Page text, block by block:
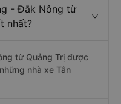
- Đắk Nông từ
nhất?
từ Quảng Trị được
nhà xe Tân